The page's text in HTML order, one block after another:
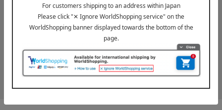
LINE公式アカウント
高島屋オンラインストアLINE公式アカウントでは百貨店ならではの
名品やお得な最新情報を配信中！